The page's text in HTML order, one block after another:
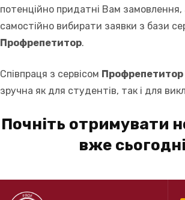
потенційно придатні Вам
самостійно вибирати заявки з бази
Профрепетитор.
Співпраця з сервісом Профрепетитор
зручна як для студентів, так і для
Почніть отримувати
вже